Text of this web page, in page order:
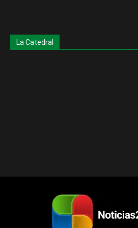
La Catedral